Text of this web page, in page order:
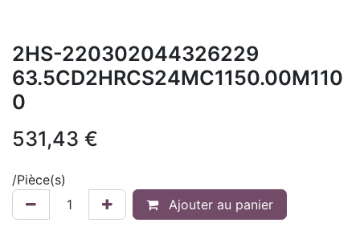
2HS-220302044326229
63.5CD2HRCS24MC1150.00M110
0
531,43 €
/Pièce(s)
Ajouter au panier